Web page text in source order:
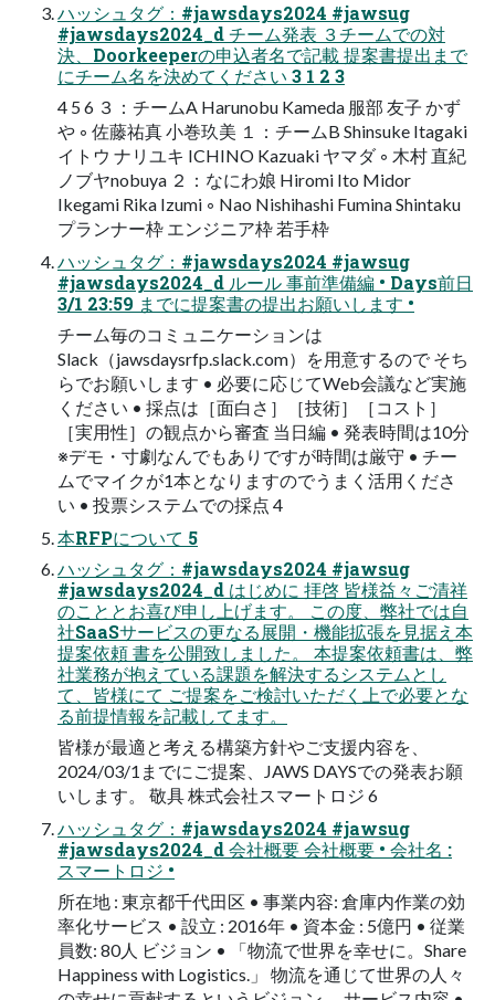
ハッシュタグ：#jawsdays2024 #jawsug
#jawsdays2024_d チーム発表 ３チームでの対
決、Doorkeeperの申込者名で記載 提案書提出まで
にチーム名を決めてください 3 1 2 3
4 5 6 ３：チームA Harunobu Kameda 服部 友⼦ かず
や ◦ 佐藤祐真 ⼩巻玖美 １：チームB Shinsuke Itagaki
イトウ ナリユキ ICHINO Kazuaki ヤマダ ◦ ⽊村 直紀
ノブヤnobuya ２：なにわ娘 Hiromi Ito Midor
Ikegami Rika Izumi ◦ Nao Nishihashi Fumina Shintaku
プランナー枠 エンジニア枠 若⼿枠
ハッシュタグ：#jawsdays2024 #jawsug
#jawsdays2024_d ルール 事前準備編 • Days前⽇
3/1 23:59 までに提案書の提出お願いします •
チーム毎のコミュニケーションは
Slack（jawsdaysrfp.slack.com）を⽤意するので そち
らでお願いします • 必要に応じてWeb会議など実施
ください • 採点は［⾯⽩さ］［技術］［コスト］
［実⽤性］の観点から審査 当⽇編 • 発表時間は10分
※デモ・⼨劇なんでもありですが時間は厳守 • チー
ムでマイクが1本となりますのでうまく活⽤くださ
い • 投票システムでの採点 4
本RFPについて 5
ハッシュタグ：#jawsdays2024 #jawsug
#jawsdays2024_d はじめに 拝啓 皆様益々ご清祥
のこととお喜び申し上げます。 この度、弊社では⾃
社SaaSサービスの更なる展開・機能拡張を⾒据え本
提案依頼 書を公開致しました。 本提案依頼書は、弊
社業務が抱えている課題を解決するシステムとし
て、皆様にて ご提案をご検討いただく上で必要とな
る前提情報を記載してます。
皆様が最適と考える構築⽅針やご⽀援内容を、
2024/03/1までにご提案、JAWS DAYSでの発表お願
いします。 敬具 株式会社スマートロジ 6
ハッシュタグ：#jawsdays2024 #jawsug
#jawsdays2024_d 会社概要 会社概要 • 会社名 :
スマートロジ •
所在地 : 東京都千代⽥区 • 事業内容: 倉庫内作業の効
率化サービス • 設⽴ : 2016年 • 資本⾦ : 5億円 • 従業
員数: 80⼈ ビジョン • 「物流で世界を幸せに。Share
Happiness with Logistics.」 物流を通じて世界の⼈々